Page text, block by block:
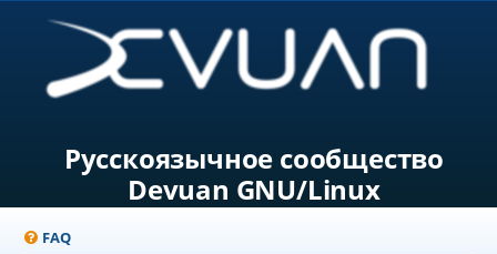
Русскоязычное сообщество
Devuan GNU/Linux
FAQ